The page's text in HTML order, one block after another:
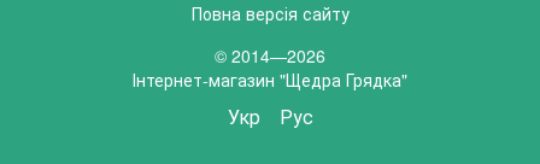
Повна версія сайту
© 2014—2026
Інтернет-магазин "Щедра Грядка"
Укр Рус